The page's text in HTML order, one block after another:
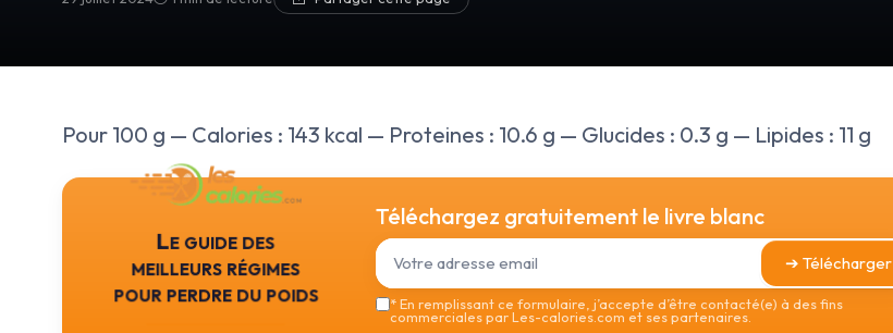
Pour 100 g — Calories : 143 kcal — Proteines : 10.6 g — Glucides : 0.3 g — Lipides : 11 g
Le guide des
meilleurs régimes
pour perdre du poids
Téléchargez gratuitement le livre blanc
➔ Télécharger
*En remplissant ce formulaire, j’accepte d’être contacté(e) à des fins
commerciales par Les-calories.com et ses partenaires.